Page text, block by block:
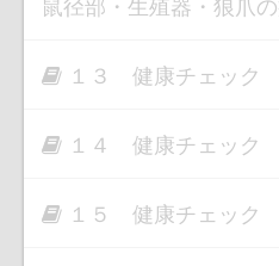
１３ 健康チェッ
１４ 健康チェッ
１５ 健康チェック